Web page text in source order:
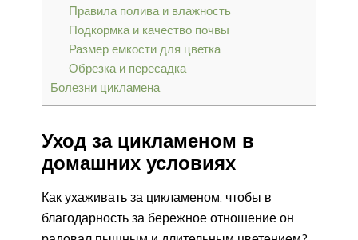
Правила полива и влажность
Подкормка и качество почвы
Размер емкости для цветка
Обрезка и пересадка
Болезни цикламена
Уход за цикламеном в
домашних условиях
Как ухаживать за цикламеном, чтобы в
благодарность за бережное отношение он